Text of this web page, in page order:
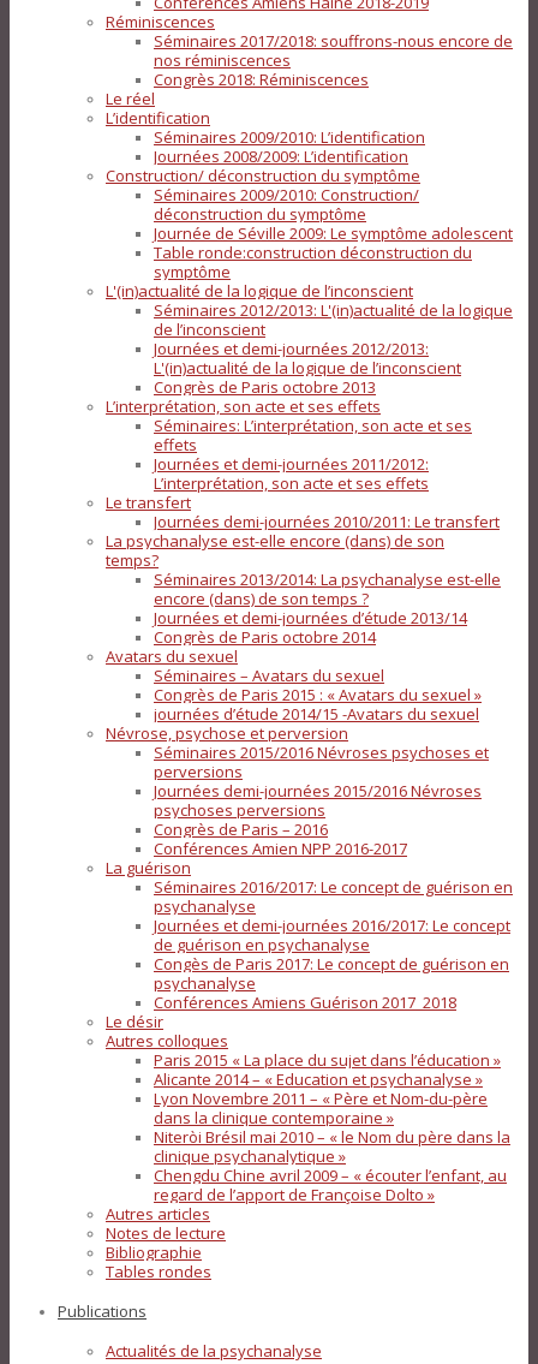
Réminiscences
Séminaires 2017/2018: souffrons-nous encore de
nos réminiscences
Congrès 2018: Réminiscences
Le réel
L’identification
Séminaires 2009/2010: L’identification
Journées 2008/2009: L’identification
Construction/ déconstruction du symptôme
Séminaires 2009/2010: Construction/
déconstruction du symptôme
Journée de Séville 2009: Le symptôme adolescent
Table ronde:construction déconstruction du
symptôme
L'(in)actualité de la logique de l’inconscient
Séminaires 2012/2013: L'(in)actualité de la logique
de l’inconscient
Journées et demi-journées 2012/2013:
L'(in)actualité de la logique de l’inconscient
Congrès de Paris octobre 2013
L’interprétation, son acte et ses effets
Séminaires: L’interprétation, son acte et ses
effets
Journées et demi-journées 2011/2012:
L’interprétation, son acte et ses effets
Le transfert
Journées demi-journées 2010/2011: Le transfert
La psychanalyse est-elle encore (dans) de son
temps?
Séminaires 2013/2014: La psychanalyse est-elle
encore (dans) de son temps ?
Journées et demi-journées d’étude 2013/14
Congrès de Paris octobre 2014
Avatars du sexuel
Séminaires – Avatars du sexuel
Congrès de Paris 2015 : « Avatars du sexuel »
journées d’étude 2014/15 -Avatars du sexuel
Névrose, psychose et perversion
Séminaires 2015/2016 Névroses psychoses et
perversions
Journées demi-journées 2015/2016 Névroses
psychoses perversions
Congrès de Paris – 2016
Conférences Amien NPP 2016-2017
La guérison
Séminaires 2016/2017: Le concept de guérison en
psychanalyse
Journées et demi-journées 2016/2017: Le concept
de guérison en psychanalyse
Congès de Paris 2017: Le concept de guérison en
psychanalyse
Conférences Amiens Guérison 2017_2018
Le désir
Autres colloques
Paris 2015 « La place du sujet dans l’éducation »
Alicante 2014 – « Education et psychanalyse »
Lyon Novembre 2011 – « Père et Nom-du-père
dans la clinique contemporaine »
Niteròi Brésil mai 2010 – « le Nom du père dans la
clinique psychanalytique »
Chengdu Chine avril 2009 – « écouter l’enfant, au
regard de l’apport de Françoise Dolto »
Autres articles
Notes de lecture
Bibliographie
Tables rondes
Publications
Actualités de la psychanalyse